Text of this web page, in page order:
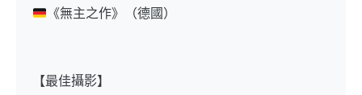
《無主之作》（德國）
【最佳攝影】